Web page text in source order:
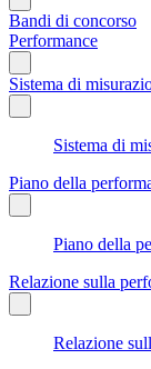
Bandi di concorso
Performance
Sistema di
Sistema di
Piano della
Piano della
Relazione sulla
Relazione